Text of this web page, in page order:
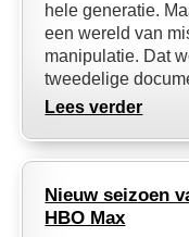
hele generatie.
een wereld van
manipulatie. Dat
tweedelige
Lees verder
Nieuw seizoen
HBO Max